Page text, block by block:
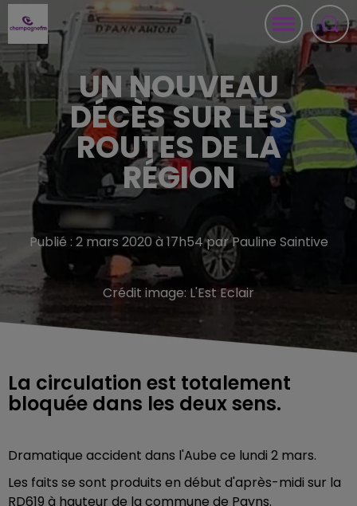
UN NOUVEAU
DÉCÈS SUR LES
ROUTES DE LA
RÉGION
Publié : 2 mars 2020 à 17h54 par Pauline Saintive
Crédit image: L'Est Eclair
La circulation est totalement
bloquée dans les deux sens.
Dramatique accident dans l'Aube ce lundi 2 mars.
Les faits se sont produits en début d'après-midi sur la
RD619 à hauteur de la commune de Payns.